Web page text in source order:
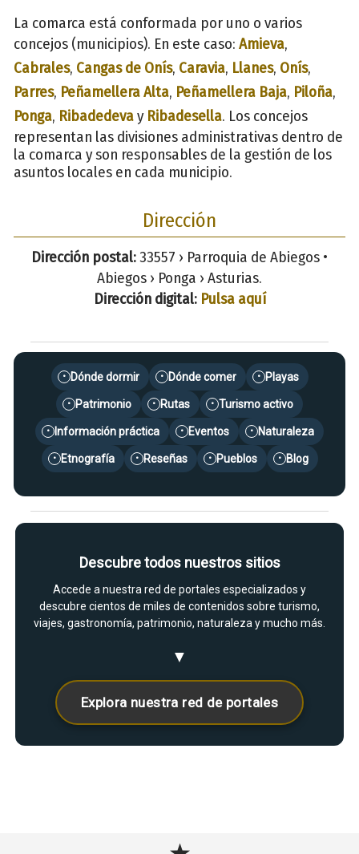
La comarca está conformada por uno o varios
concejos (municipios). En este caso: Amieva,
Cabrales, Cangas de Onís, Caravia, Llanes, Onís,
Parres, Peñamellera Alta, Peñamellera Baja, Piloña,
Ponga, Ribadedevay Ribadesella. Los concejos
representan las divisiones administrativas dentro de
la comarca y son responsables de la gestión de los
asuntos locales en cada municipio.
Dirección
Dirección postal:33557 › Parroquia de Abiegos •
Abiegos › Ponga › Asturias.
Dirección digital: Pulsa aquí
• Dónde dormir • Dónde comer • Playas
• Patrimonio • Rutas • Turismo activo
• Información práctica • Eventos • Naturaleza
• Etnografía • Reseñas • Pueblos • Blog
Descubre todos nuestros sitios
Accede a nuestra red de portales especializados y
descubre cientos de miles de contenidos sobre turismo,
viajes, gastronomía, patrimonio, naturaleza y mucho más.
▼
Explora nuestra red de portales